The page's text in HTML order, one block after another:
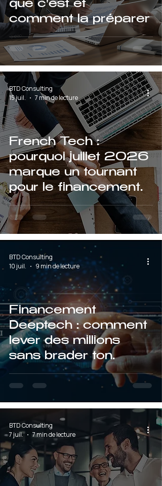
que c'est et
comment la préparer
French Tech :
pourquoi juillet 2026
marque un tournant
pour le financement
des startups
françaises
BTD Consulting
15 juil.
7 min de lecture
Financement
Deeptech : comment
lever des millions
sans brader ton
capital
BTD Consulting
10 juil.
9 min de lecture
BTD Consulting
7 juil.
7 min de lecture